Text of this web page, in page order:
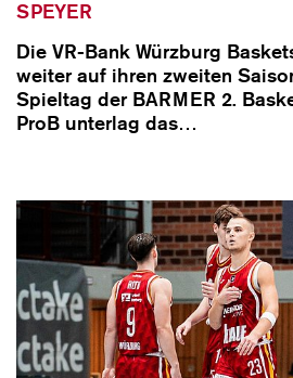
SPEYER
Die VR-Bank Würzburg
weiter auf ihren zweiten
Spieltag der BARMER 2.
ProB unterlag das…